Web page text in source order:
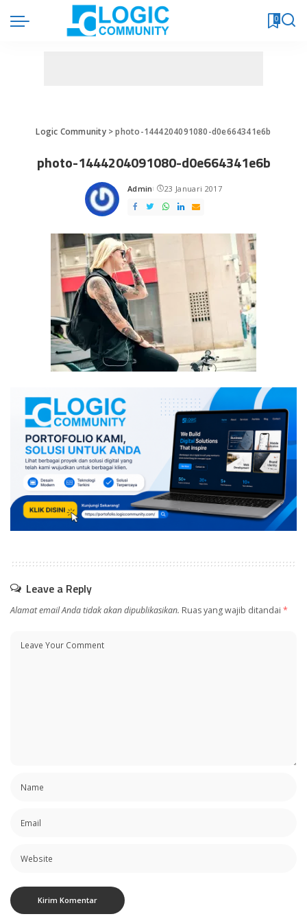
0
Logic Community>photo-1444204091080-d0e664341e6b
photo-1444204091080-d0e664341e6b
Posted
by
Admin 23 Januari 2017
Leave a Reply
Alamat email Anda tidak akan dipublikasikan. Ruas yang wajib ditandai *